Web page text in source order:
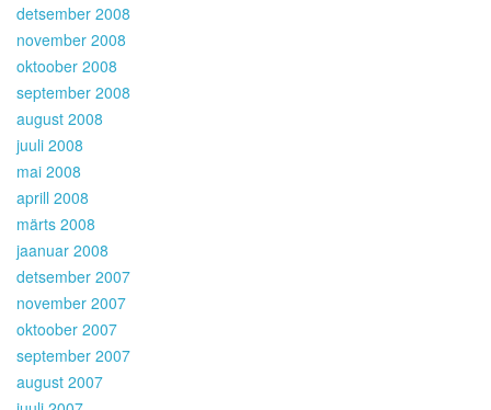
detsember 2008
november 2008
oktoober 2008
september 2008
august 2008
juuli 2008
mai 2008
aprill 2008
märts 2008
jaanuar 2008
detsember 2007
november 2007
oktoober 2007
september 2007
august 2007